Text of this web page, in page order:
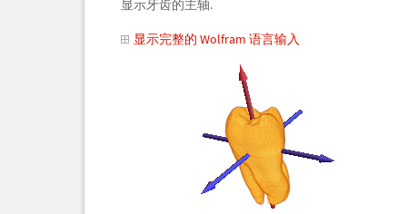
显示牙齿的主轴.
显示完整的 Wolfram 语言输入